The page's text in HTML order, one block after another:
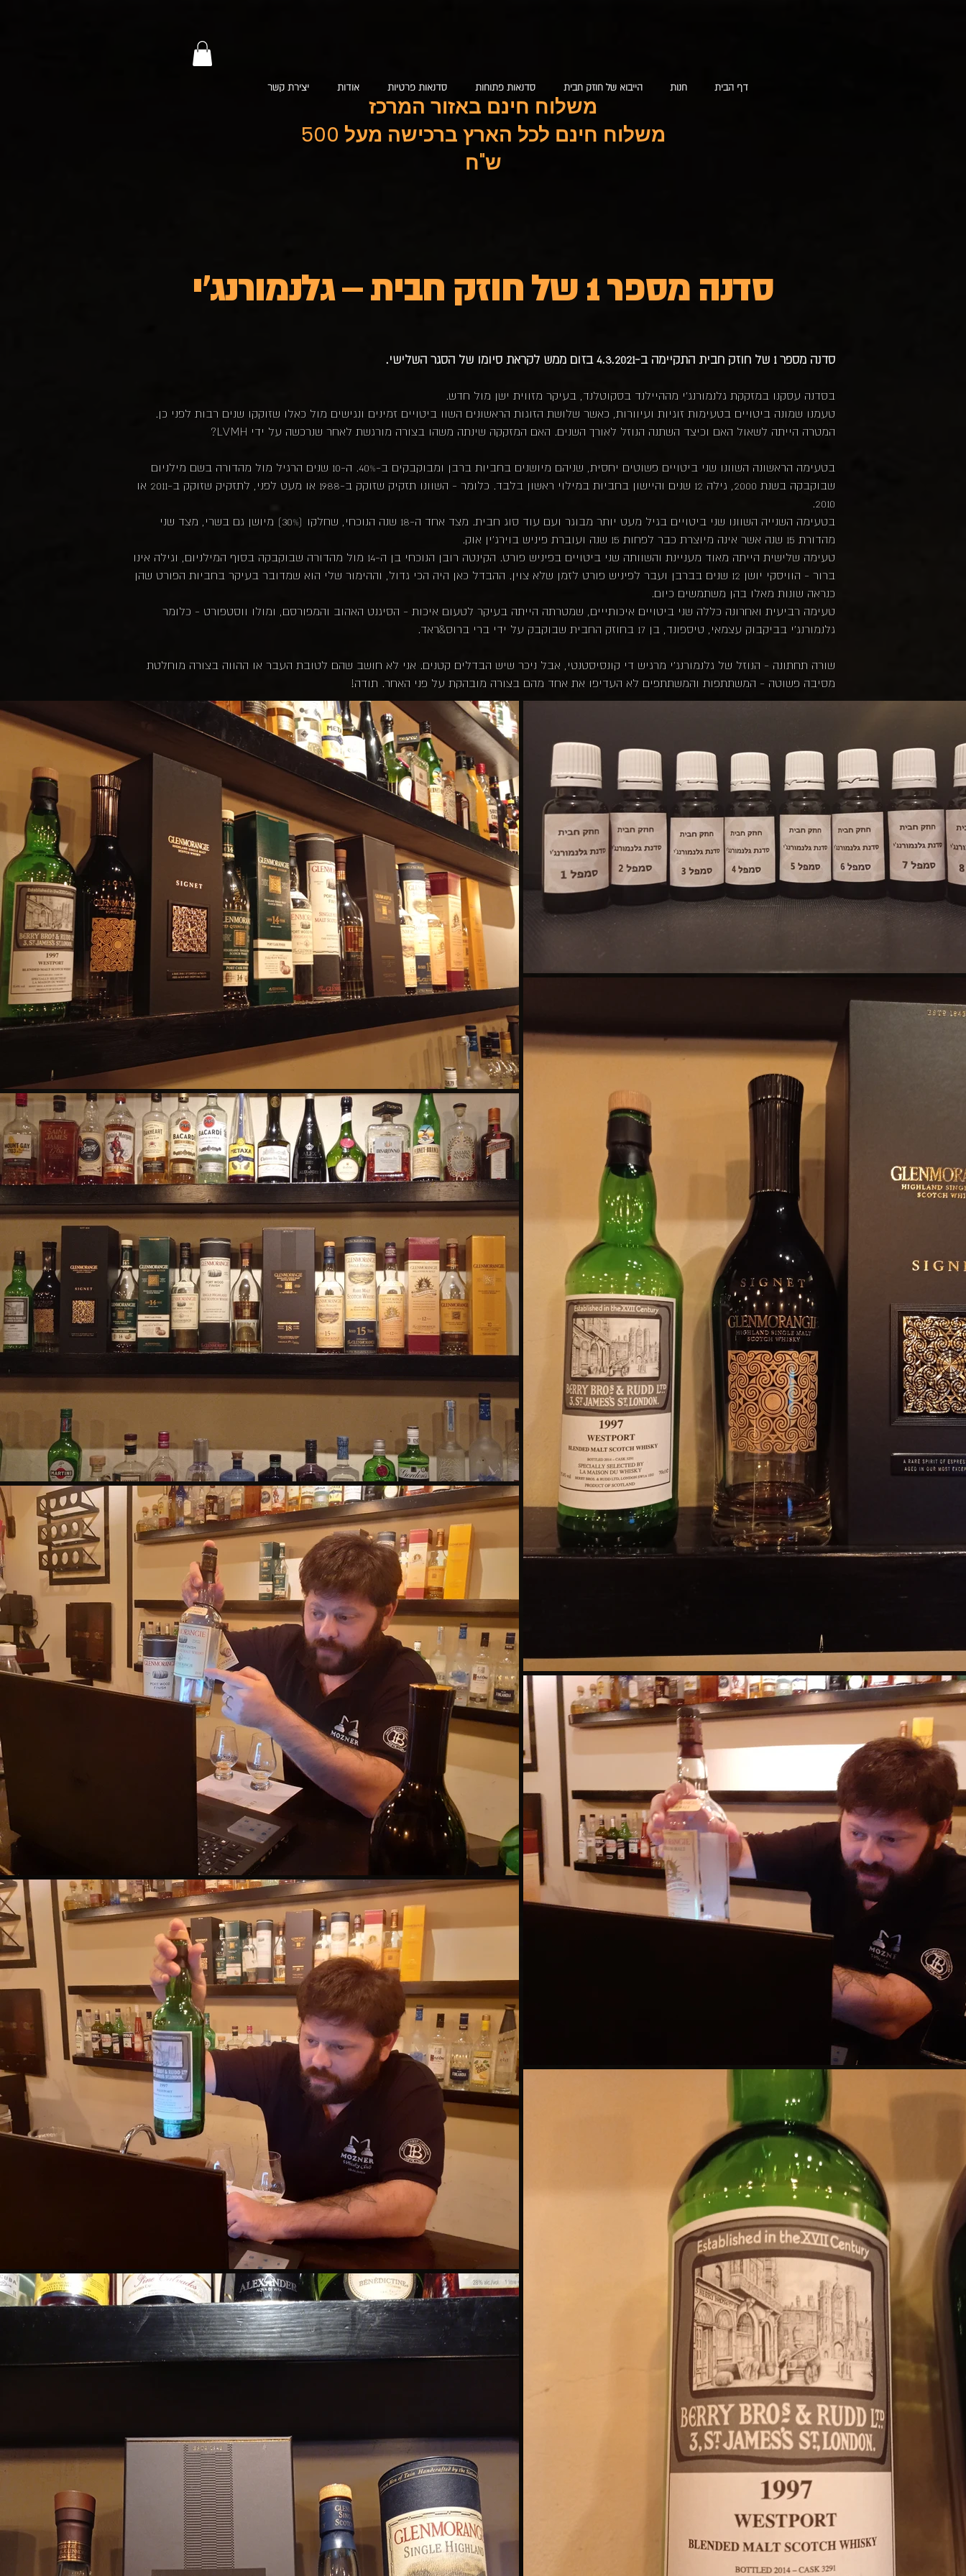
יצירת קשר אודות סדנאות פרטיות סדנאות פתוחות הייבוא של חוזק חבית חנות דף הבית
משלוח חינם באזור המרכז
משלוח חינם לכל הארץ ברכישה מעל 500
ש"ח
סדנה מספר 1 של חוזק חבית התקיימה ב-4.3.2021 בזום ממש לקראת סיומו של הסגר השלישי.
בסדנה עסקנו במזקקת גלנמורנג'י מההיילנד בסקוטלנד, בעיקר מזווית ישן מול חדש.
טעמנו שמונה ביטויים בטעימות זוגיות ועיוורות, כאשר שלושת הזוגות הראשונים השוו ביטויים זמינים ונגישים מול כאלו שזוקקו שנים רבות לפני כן.
המטרה הייתה לשאול האם וכיצד השתנה הנוזל לאורך השנים. האם המזקקה שינתה משהו בצורה מורגשת לאחר שנרכשה על ידי LVMH?
בטעימה הראשונה השוונו שני ביטויים פשוטים יחסית, שניהם מיושנים בחביות ברבן ומבוקבקים ב-40%. ה-10 שנים הרגיל מול מהדורה בשם מילניום
שבוקבקה בשנת 2000, גילה 12 שנים והיישון בחביות במילוי ראשון בלבד. כלומר - השוונו תזקיק שזוקק ב-1988 או מעט לפני, לתזקיק שזוקק ב-2011 או
2010.
בטעימה השנייה השוונו שני ביטויים בגיל מעט יותר מבוגר ועם עוד סוג חבית. מצד אחד ה-18 שנה הנוכחי, שחלקו (30%) מיושן גם בשרי, מצד שני
מהדורת 15 שנה אשר אינה מיוצרת כבר לפחות 15 שנה ועוברת פיניש בוירג'ין אוק.
טעימה שלישית הייתה מאוד מעניינת והשוותה שני ביטויים בפיניש פורט. הקינטה רובן הנוכחי בן ה-14 מול מהדורה שבוקבקה בסוף המילניום, וגילה אינו
ברור - הוויסקי יושן 12 שנים בברבן ועבר לפיניש פורט לזמן שלא צוין. ההבדל כאן היה הכי גדול, וההימור שלי הוא שמדובר בעיקר בחביות הפורט שהן
כנראה שונות מאלו בהן משתמשים כיום.
טעימה רביעית ואחרונה כללה שני ביטויים איכותייים, שמטרתה הייתה בעיקר לטעום איכות - הסיגנט האהוב והמפורסם, ומולו ווסטפורט - כלומר
גלנמורנג'י בביקבוק עצמאי, טיספונד, בן 17 בחוזק החבית שבוקבק על ידי ברי ברוס&ראד.
שורה תחתונה - הנוזל של גלנמורנג'י מרגיש די קונסיסטנטי, אבל ניכר שיש הבדלים קטנים. אני לא חושב שהם לטובת העבר או ההווה בצורה מוחלטת
מסיבה פשוטה - המשתתפות והמשתתפים לא העדיפו את אחד מהם בצורה מובהקת על פני האחר. תודה!
סדנה מספר 1 של חוזק חבית – גלנמורנג'י